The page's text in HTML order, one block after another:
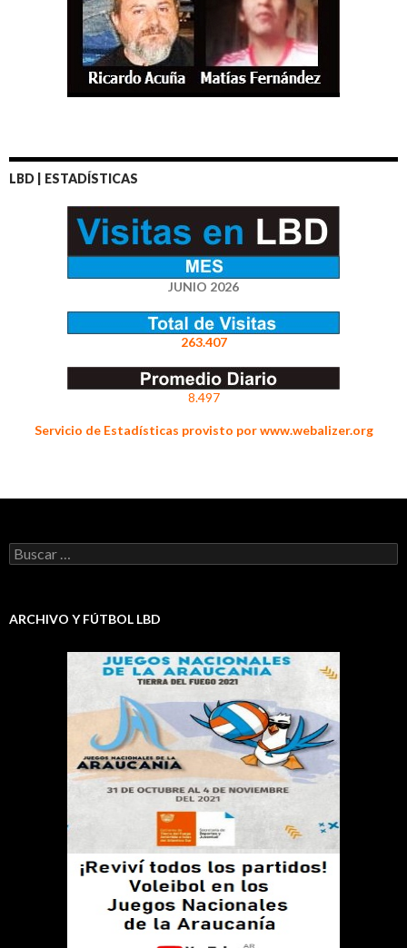
LBD | ESTADÍSTICAS
JUNIO 2026
263.407
8.497
Servicio de Estadísticas provisto por www.webalizer.org
Buscar:
ARCHIVO Y FÚTBOL LBD